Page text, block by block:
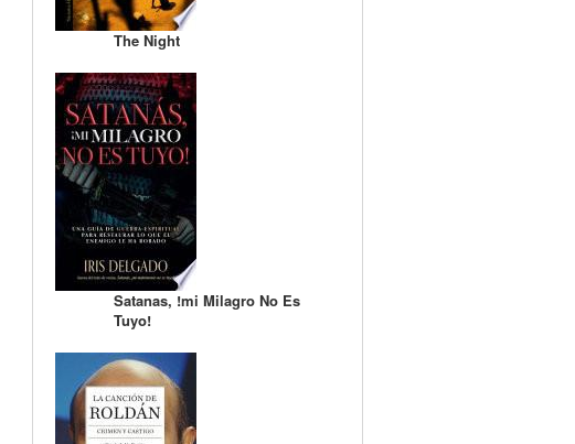
The Night
Satanas, !mi Milagro No Es
Tuyo!